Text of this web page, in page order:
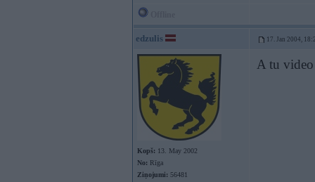
edzulis 17. Jan 2004,
Kopš: 13. May 2002
No: Rīga
Ziņojumi: 56481
A tu